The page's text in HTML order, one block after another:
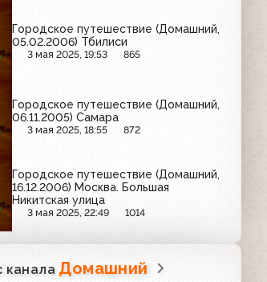
Городское путешествие (Домашний,
05.02.2006) Тбилиси
3 мая 2025, 19:53 865
Городское путешествие (Домашний,
06.11.2005) Самара
3 мая 2025, 18:55 872
Городское путешествие (Домашний,
16.12.2006) Москва. Большая
Никитская улица
3 мая 2025, 22:49 1014
канала Домашний